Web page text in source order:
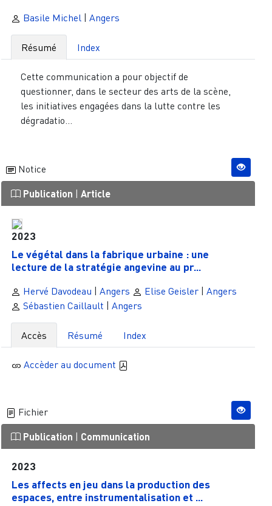
Basile Michel| Angers
Résumé Index
Cette communication a pour objectif de
questionner, dans le secteur des arts de la scène,
les initiatives engagées dans la lutte contre les
dégradatio...
Notice
Publication Article
2023
Le végétal dans la fabrique urbaine : une
lecture de la stratégie angevine au pr...
Hervé Davodeau | Angers Elise Geisler| Angers
Sébastien Caillault | Angers
Accès Résumé Index
Accèder au document
Fichier
Publication Communication
2023
Les affects en jeu dans la production des
espaces, entre instrumentalisation et ...